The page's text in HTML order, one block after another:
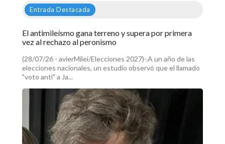
Entrada Destacada
El antimileísmo gana terreno y supera por primera
vez al rechazo al peronismo
(28/07/26 - avierMilei/Elecciones 2027)-.A un año de las
elecciones nacionales, un estudio observó que el llamado
"voto anti" a Ja...